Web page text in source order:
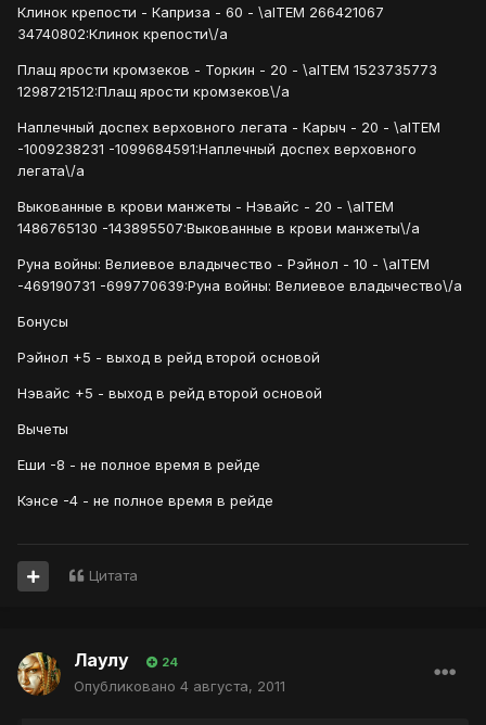
Клинок крепости - Каприза - 60 - \aITEM 266421067
34740802:Клинок крепости\/a
Плащ ярости кромзеков - Торкин - 20 - \aITEM 1523735773
1298721512:Плащ ярости кромзеков\/a
Наплечный доспех верховного легата - Карыч - 20 - \aITEM
-1009238231 -1099684591:Наплечный доспех верховного
легата\/a
Выкованные в крови манжеты - Нэвайс - 20 - \aITEM
1486765130 -143895507:Выкованные в крови манжеты\/a
Руна войны: Велиевое владычество - Рэйнол - 10 - \aITEM
-469190731 -699770639:Руна войны: Велиевое владычество\/a
Бонусы
Рэйнол +5 - выход в рейд второй основой
Нэвайс +5 - выход в рейд второй основой
Вычеты
Еши -8 - не полное время в рейде
Кэнсе -4 - не полное время в рейде
Цитата
Лаулу 24
Опубликовано 4 августа, 2011